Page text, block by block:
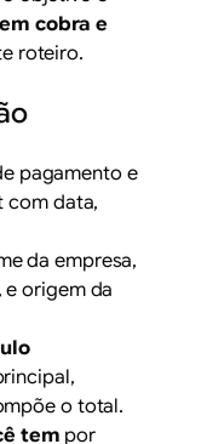
cobra e
roteiro.
pagamento e
com data,
da empresa,
e origem da
o total.
tem por